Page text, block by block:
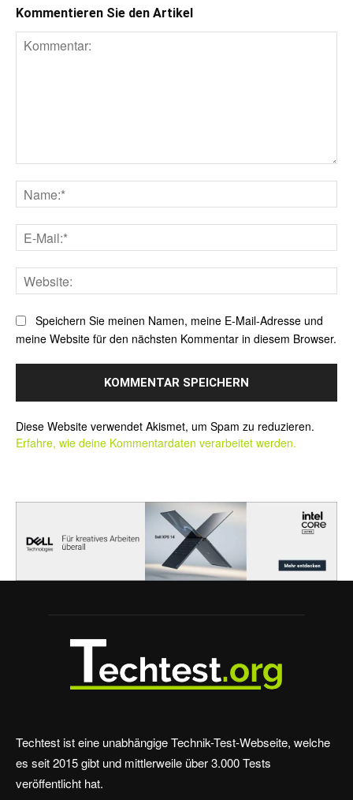
Kommentieren Sie den Artikel
Speichern Sie meinen Namen, meine E-Mail-Adresse und
meine Website für den nächsten Kommentar in diesem Browser.
Diese Website verwendet Akismet, um Spam zu reduzieren.
Erfahre, wie deine Kommentardaten verarbeitet werden.
Techtest ist eine unabhängige Technik-Test-Webseite, welche
es seit 2015 gibt und mittlerweile über 3.000 Tests
veröffentlicht hat.